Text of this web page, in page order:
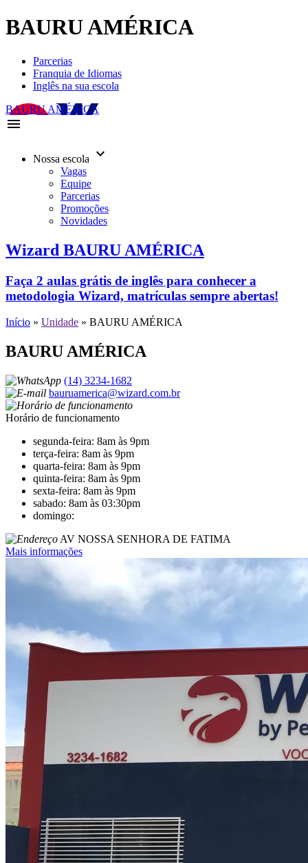
BAURU AMÉRICA
Parcerias
Franquia de Idiomas
Inglês na sua escola
BAURU AMÉRICA
menu
Nossa escola keyboard_arrow_down
Vagas
Equipe
Parcerias
Promoções
Novidades
Wizard BAURU AMÉRICA
Faça 2 aulas grátis de inglês para conhecer a
metodologia Wizard, matrículas sempre abertas!
Início » Unidade » BAURU AMÉRICA
BAURU AMÉRICA
(14) 3234-1682
bauruamerica@wizard.com.br
Horário de funcionamento
segunda-feira: 8am às 9pm
terça-feira: 8am às 9pm
quarta-feira: 8am às 9pm
quinta-feira: 8am às 9pm
sexta-feira: 8am às 9pm
sabado: 8am às 03:30pm
domingo:
AV NOSSA SENHORA DE FATIMA
Mais informações